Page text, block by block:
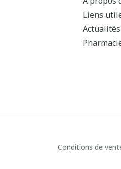
Liens
Conditions de